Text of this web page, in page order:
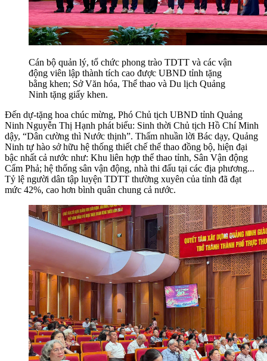
Cán bộ quản lý, tổ chức phong trào TDTT và các vận
động viên lập thành tích cao được UBND tỉnh tặng
bằng khen; Sở Văn hóa, Thể thao và Du lịch Quảng
Ninh tặng giấy khen.
Đến dự-tặng hoa chúc mừng, Phó Chủ tịch UBND tỉnh Quảng
Ninh Nguyễn Thị Hạnh phát biểu: Sinh thời Chủ tịch Hồ Chí Minh
dậy, “Dân cường thì Nước thịnh”. Thấm nhuần lời Bác dạy, Quảng
Ninh tự hào sở hữu hệ thống thiết chế thể thao đồng bộ, hiện đại
bậc nhất cả nước như: Khu liên hợp thể thao tỉnh, Sân Vận động
Cẩm Phả; hệ thống sân vận động, nhà thi đấu tại các địa phương...
Tỷ lệ người dân tập luyện TDTT thường xuyên của tỉnh đã đạt
mức 42%, cao hơn bình quân chung cả nước.